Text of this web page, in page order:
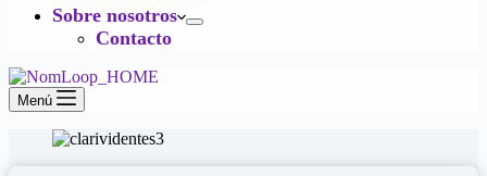
Sobre nosotros
Contacto
Menú